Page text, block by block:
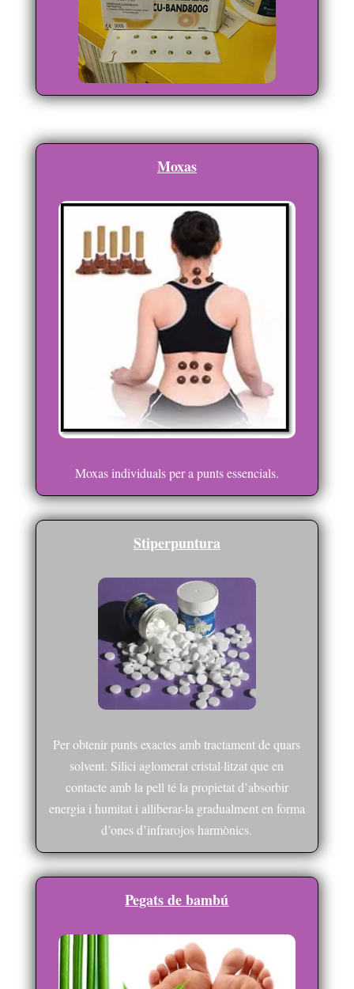
Moxas
Moxas individuals per a punts essencials.
Stiperpuntura
Per obtenir punts exactes amb tractament de quars
solvent. Silici aglomerat cristal·litzat que en
contacte amb la pell té la propietat d’absorbir
energia i humitat i alliberar-la gradualment en forma
d’ones d’infrarojos harmònics.
Pegats de bambú